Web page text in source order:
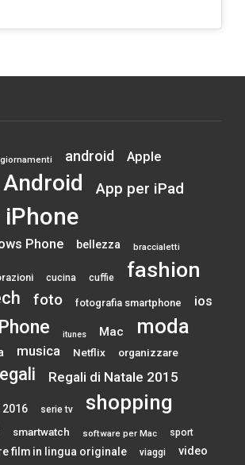
android Apple
App per iPad
Phone bellezza braccialetti
cucina cuffie fashion
foto fotografia smartphone ios
itunes Mac moda
musica Netflix organizzare
Regali di Natale 2015
2016 serie tv shopping
smartwatch software per Mac sport
film in lingua originale viaggi video